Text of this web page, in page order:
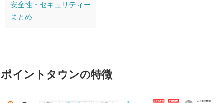
安全性・セキュリティー
まとめ
ポイントタウンの特徴